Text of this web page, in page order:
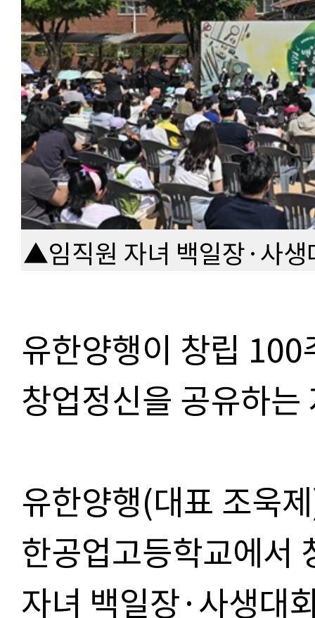
▲임직원 자녀 백일장·사생
유한양행이 창립
창업정신을 공유하
유한양행(대표 조욱
한공업고등학교에서
자녀 백일장·사생대